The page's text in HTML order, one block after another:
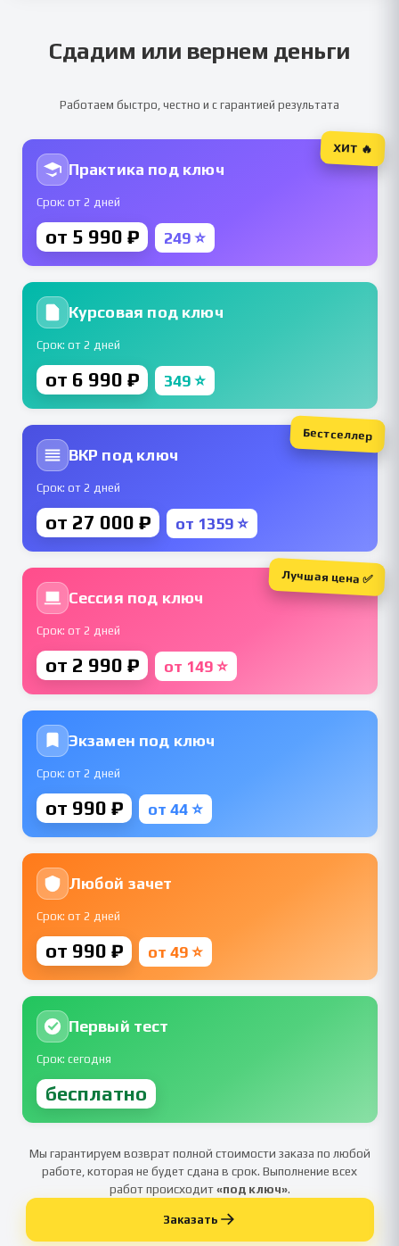
Сдадим или вернем деньги
Работаем быстро, честно и с гарантией результата
Практика под ключ
Срок: от 2 дней
от 5 990 ₽ 249 ⭐
ХИТ 🔥
Курсовая под ключ
Срок: от 2 дней
от 6 990 ₽ 349 ⭐
ВКР под ключ
Срок: от 2 дней
от 27 000 ₽ от 1359 ⭐
Бестселлер
Сессия под ключ
Срок: от 2 дней
от 2 990 ₽ от 149 ⭐
Лучшая цена ✅
Экзамен под ключ
Срок: от 2 дней
от 990 ₽ от 44 ⭐
Любой зачет
Срок: от 2 дней
от 990 ₽ от 49 ⭐
Первый тест
Срок: сегодня
бесплатно
Мы гарантируем возврат полной стоимости заказа по любой
работе, которая не будет сдана в срок. Выполнение всех
работ происходит«под ключ».
Заказать